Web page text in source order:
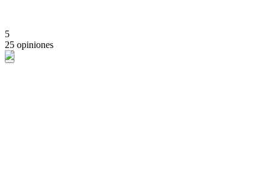
5
25 opiniones